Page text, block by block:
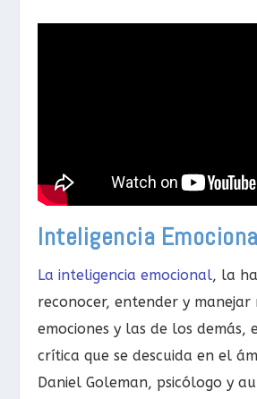
Inteligencia
La inteligencia emocional, la
reconocer, entender y manejar
emociones y las de los demás,
crítica que se descuida en el
Daniel Goleman, psicólogo y